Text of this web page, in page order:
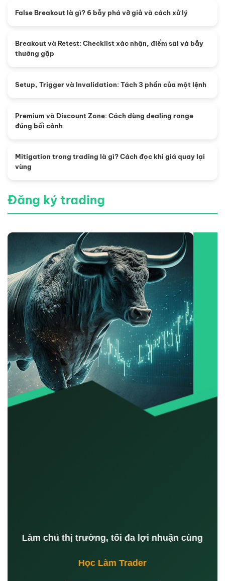
False Breakout là gì? 6 bẫy phá vỡ giả và cách xử lý
Breakout và Retest: Checklist xác nhận, điểm sai và bẫy
thường gặp
Setup, Trigger và Invalidation: Tách 3 phần của một lệnh
Premium và Discount Zone: Cách dùng dealing range
đúng bối cảnh
Mitigation trong trading là gì? Cách đọc khi giá quay lại
vùng
Đăng ký trading
Làm chủ thị trường, tối đa lợi nhuận cùng
Học Làm Trader